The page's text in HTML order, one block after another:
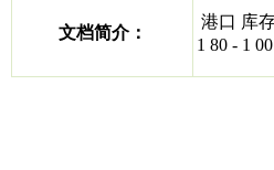
文档简介：
港口 库
1 80 - 1